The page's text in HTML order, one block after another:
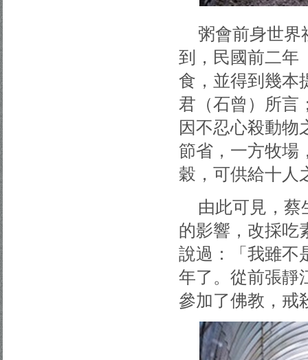
粥會前身世界
到，民國前二年
食，並得到幾本
君（石曾）所言
因不忍心殺動物
節省，一方牧場
穀，可供給十人
由此可見，蔡
的影響，改採吃
說過：「我雖不
年了。從前張靜
參加了佛教，戒